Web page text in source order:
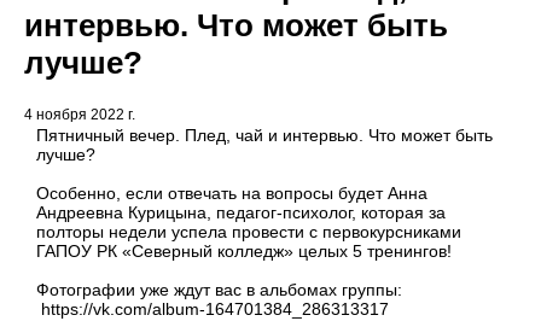
интервью. Что может быть
лучше?
4 ноября 2022 г.
Пятничный вечер. Плед, чай и интервью. Что может быть
лучше?
Особенно, если отвечать на вопросы будет Анна
Андреевна Курицына, педагог-психолог, которая за
полторы недели успела провести с первокурсниками
ГАПОУ РК «Северный колледж» целых 5 тренингов!
Фотографии уже ждут вас в альбомах группы:
https://vk.com/album-164701384_286313317